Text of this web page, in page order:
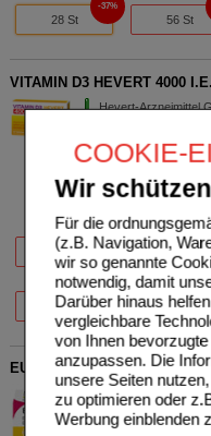
COOKIE-
Wir
Für die
(z.B. Navigation,
wir so genannte
notwendig, damit
Darüber hinaus
vergleichbare
von Ihnen
anzupassen. Die
unsere Seiten
zu optimieren oder
Werbung einblenden
28 St
37%
56 St
VITAMIN D3 HEVERT 4000
Hevert-Arzneimittel
11295458
60St Tabletten
20 St 30 St
100 St
EUNOVA DuoProtect D3+K2
STADA Consumer
Deutschland GmbH
14133549